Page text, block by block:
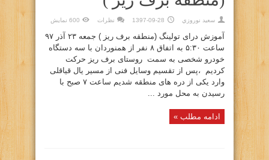
سعيد نوروزي 1397-09-28 نظرات 600 نمایش
آموزش درای تولینگ (منطقه برف ریز ) جمعه ۲۳ آذر ۹۷
ساعت ۵:۳۰ به اتفاق ۸ نفر از همنوردان با سه دستگاه
خودرو شخصی به سمت روستای برف ریز حرکت
کردیم ،‌پس از تقسیم وسایل فنی از مسیر یال قیاقلی
وارد یکی از دره های منطقه شدیم ساعت ۷ صبح با
رسیدن به محل مورد ...
ادامه مطلب »